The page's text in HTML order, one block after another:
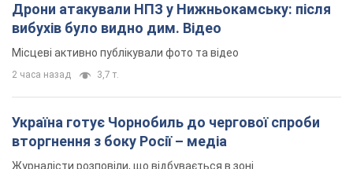
Дрони атакували НПЗ у Нижньокамську: після
вибухів було видно дим. Відео
Місцеві активно публікували фото та відео
2 часа назад 3,7 т.
Україна готує Чорнобиль до чергової спроби
вторгнення з боку Росії – медіа
Журналісти розповіли, що відбувається в зоні